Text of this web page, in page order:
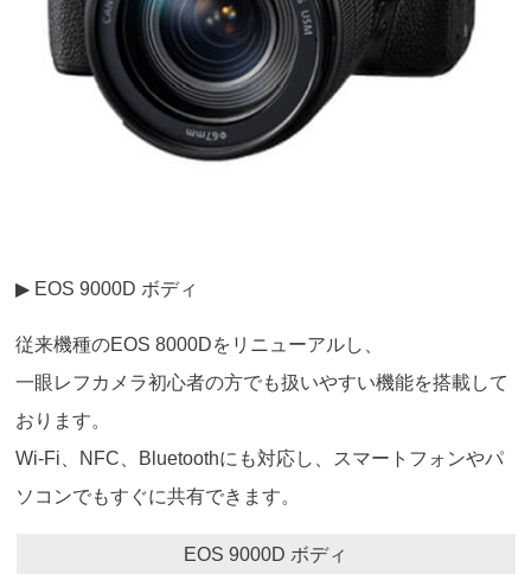
▶ EOS 9000D ボディ
従来機種のEOS 8000Dをリニューアルし、
一眼レフカメラ初心者の方でも扱いやすい機能を搭載して
おります。
Wi-Fi、NFC、Bluetoothにも対応し、スマートフォンやパ
ソコンでもすぐに共有できます。
EOS 9000D ボディ